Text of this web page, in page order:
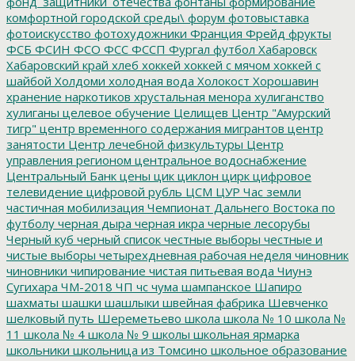
комфортной городской среды\ форум фотовыставка
фотоискусство фотохудожники Франция Фрейд фрукты
ФСБ ФСИН ФСО ФСС ФССП Фургал футбол Хабаровск
Хабаровский край хлеб хоккей хоккей с мячом хоккей с
шайбой Холдоми холодная вода Холокост Хорошавин
хранение наркотиков хрустальная менора хулиганство
хулиганы целевое обучение Целищев Центр "Амурский
тигр" центр временного содержания мигрантов центр
занятости Центр лечебной физкультуры Центр
управления регионом центральное водоснабжение
Центральный Банк цены цик циклон цирк цифровое
телевидение цифровой рубль ЦСМ ЦУР Час земли
частичная мобилизация Чемпионат Дальнего Востока по
футболу черная дыра черная икра черные лесорубы
Черный куб черный список честные выборы честные и
чистые выборы четырехдневная рабочая неделя чиновник
чиновники чипирование чистая питьевая вода Чиунэ
Сугихара ЧМ-2018 ЧП чс чума шампанское Шапиро
шахматы шашки шашлыки швейная фабрика Шевченко
шелковый путь Шереметьево школа школа № 10 школа №
11 школа № 4 школа № 9 школы школьная ярмарка
школьники школьница из Томсино школьное образование